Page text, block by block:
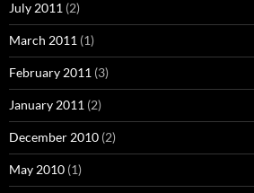
July 2011 (2)
March 2011 (1)
February 2011 (3)
January 2011 (2)
December 2010 (2)
May 2010 (1)